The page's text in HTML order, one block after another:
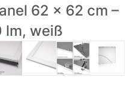
62 × 62 cm –
lm, weiß